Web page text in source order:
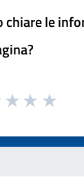
chiare le